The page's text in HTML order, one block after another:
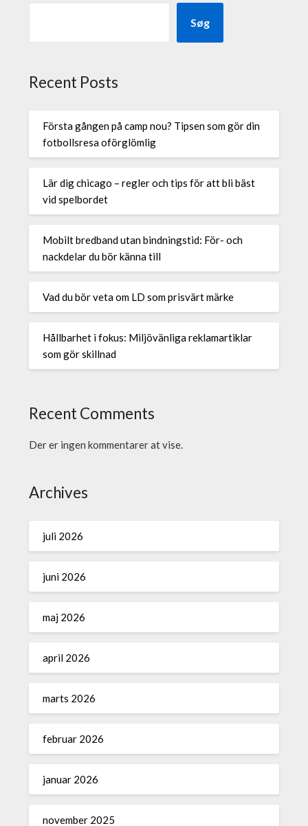
Søg
Recent Posts
Första gången på camp nou? Tipsen som gör din
fotbollsresa oförglömlig
Lär dig chicago – regler och tips för att bli bäst
vid spelbordet
Mobilt bredband utan bindningstid: För- och
nackdelar du bör känna till
Vad du bör veta om LD som prisvärt märke
Hållbarhet i fokus: Miljövänliga reklamartiklar
som gör skillnad
Recent Comments
Der er ingen kommentarer at vise.
Archives
juli 2026
juni 2026
maj 2026
april 2026
marts 2026
februar 2026
januar 2026
november 2025